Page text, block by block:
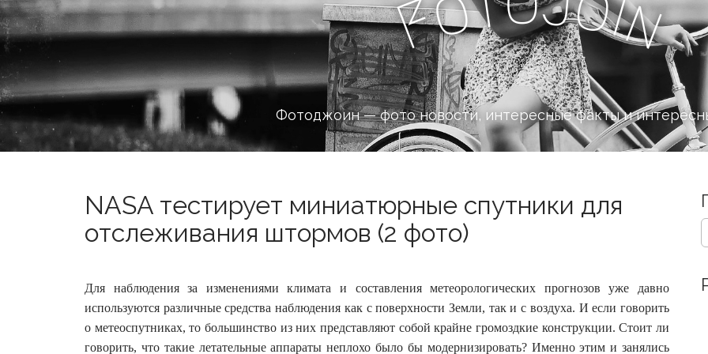
F i
n
Фотоджоин — фото новости, интересные факты и
NASA тестирует миниатюрные спутники для
отслеживания штормов (2 фото)
Для наблюдения за изменениями климата и составления метеорологических прогнозов уже давно
используются различные средства наблюдения как с поверхности Земли, так и с воздуха. И если говорить
о метеоспутниках, то большинство из них представляют собой крайне громоздкие конструкции. Стоит ли
говорить, что такие летательные аппараты неплохо было бы модернизировать? Именно этим и занялись
S
e
c